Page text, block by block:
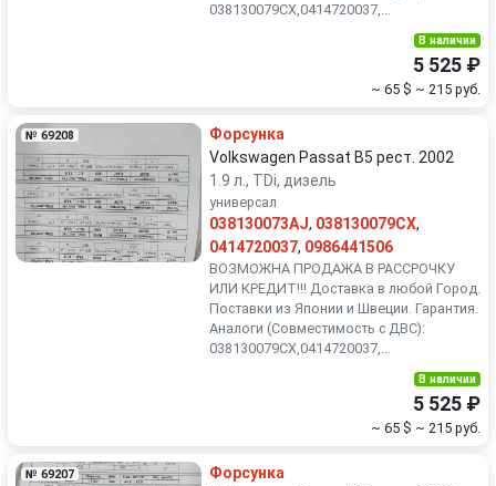
038130079CX,0414720037,...
В наличии
5 525 ₽
~ 65 $ ~ 215 руб.
№ 69208
Форсунка
Volkswagen Passat B5 рест. 2002
1.9 л., TDi, дизель
универсал
038130073AJ, 038130079CX,
0414720037, 0986441506
ВОЗМОЖНА ПРОДАЖА В РАССРОЧКУ
ИЛИ КРЕДИТ!!! Доставка в любой Город.
Поставки из Японии и Швеции. Гарантия.
Аналоги (Совместимость с ДВС):
038130079CX,0414720037,...
В наличии
5 525 ₽
~ 65 $ ~ 215 руб.
№ 69207
Форсунка